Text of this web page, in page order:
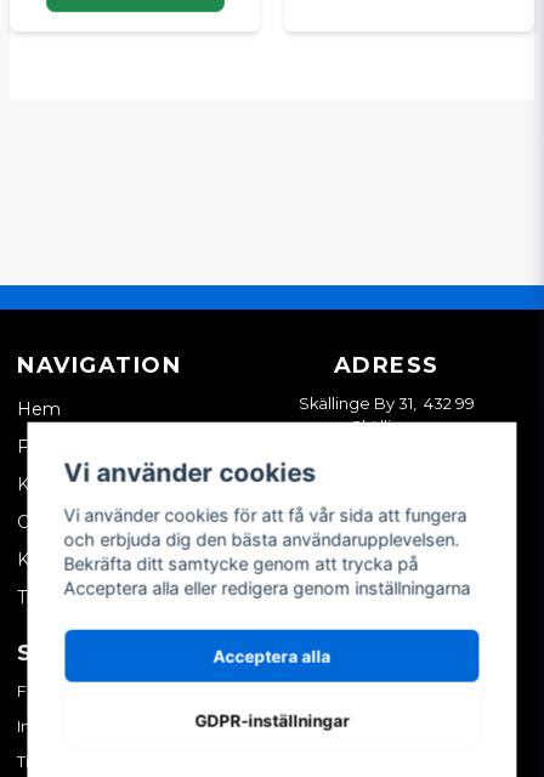
NAVIGATION
Hem
Företagskund
Kontakta oss
Om oss
Köpvillkor
Tips & trix
ADRESS
Skällinge By 31, 432 99
Skällinge
SOCIALA MEDIER
Facebook
Instagram
TikTok
MITT KONTO
Skapa konto
Vi använder cookies
Vi använder cookies för att få vår sida att fungera
och erbjuda dig den bästa användarupplevelsen.
Bekräfta ditt samtycke genom att trycka på
Acceptera alla eller redigera genom inställningarna
Acceptera alla
GDPR-inställningar